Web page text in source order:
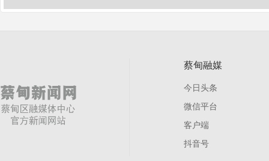
蔡甸融媒
今日头条
微信平台
客户端
抖音号